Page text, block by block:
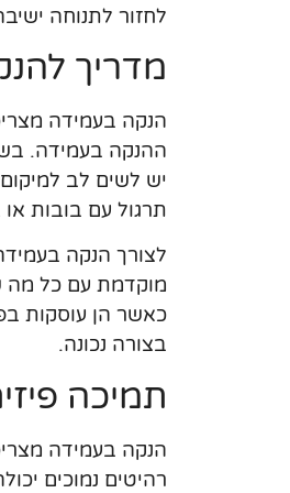
לחזור לתנוחה
מדריך
הנקה בעמידה
ההנקה בעמידה.
יש לשים לב למיקום
תרגול עם בובות
לצורך הנקה
מוקדמת עם כל מה
כאשר הן עוסקות
בצורה נכונה.
תמיכה
הנקה בעמידה
רהיטים נמוכים